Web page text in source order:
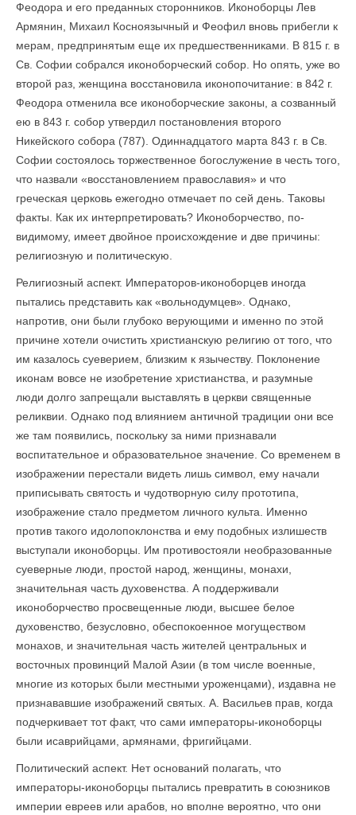
Феодора и его преданных сторонников. Иконоборцы Лев
Армянин, Михаил Косноязычный и Феофил вновь прибегли к
мерам, предпринятым еще их предшественниками. В 815 г. в
Св. Софии собрался иконоборческий собор. Но опять, уже во
второй раз, женщина восстановила иконопочитание: в 842 г.
Феодора отменила все иконоборческие законы, а созванный
ею в 843 г. собор утвердил постановления второго
Никейского собора (787). Одиннадцатого марта 843 г. в Св.
Софии состоялось торжественное богослужение в честь того,
что назвали «восстановлением православия» и что
греческая церковь ежегодно отмечает по сей день. Таковы
факты. Как их интерпретировать? Иконоборчество, по-
видимому, имеет двойное происхождение и две причины:
религиозную и политическую.
Религиозный аспект. Императоров-иконоборцев иногда
пытались представить как «вольнодумцев». Однако,
напротив, они были глубоко верующими и именно по этой
причине хотели очистить христианскую религию от того, что
им казалось суеверием, близким к язычеству. Поклонение
иконам вовсе не изобретение христианства, и разумные
люди долго запрещали выставлять в церкви священные
реликвии. Однако под влиянием античной традиции они все
же там появились, поскольку за ними признавали
воспитательное и образовательное значение. Со временем в
изображении перестали видеть лишь символ, ему начали
приписывать святость и чудотворную силу прототипа,
изображение стало предметом личного культа. Именно
против такого идолопоклонства и ему подобных излишеств
выступали иконоборцы. Им противостояли необразованные
суеверные люди, простой народ, женщины, монахи,
значительная часть духовенства. А поддерживали
иконоборчество просвещенные люди, высшее белое
духовенство, безусловно, обеспокоенное могуществом
монахов, и значительная часть жителей центральных и
восточных провинций Малой Азии (в том числе военные,
многие из которых были местными уроженцами), издавна не
признававшие изображений святых. А. Васильев прав, когда
подчеркивает тот факт, что сами императоры-иконоборцы
были исаврийцами, армянами, фригийцами.
Политический аспект. Нет оснований полагать, что
императоры-иконоборцы пытались превратить в союзников
империи евреев или арабов, но вполне вероятно, что они